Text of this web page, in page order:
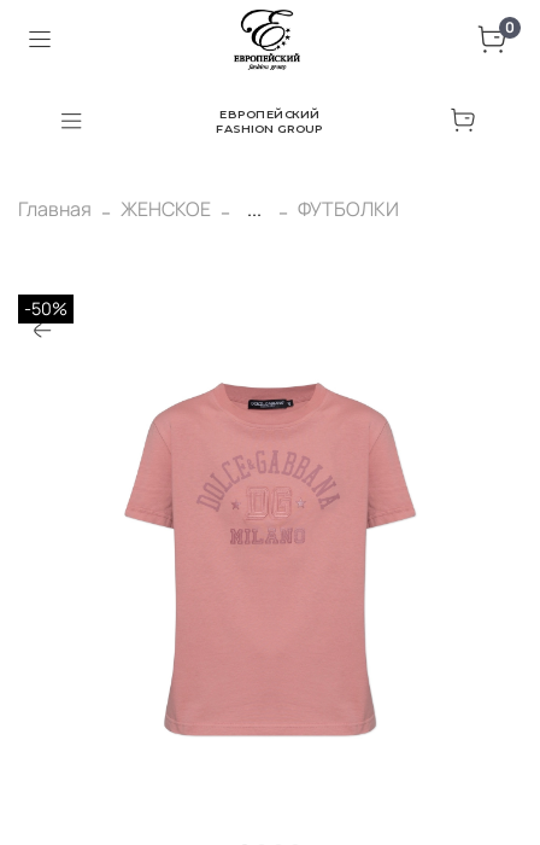
0
ЕВРОПЕЙСКИЙ
FASHION GROUP
Главная ЖЕНСКОЕ ... ФУТБОЛКИ
-50%